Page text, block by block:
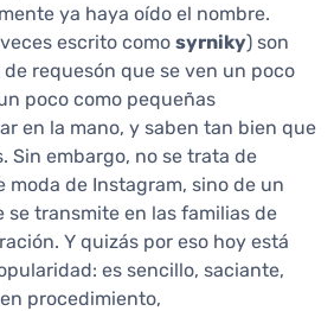
ya haya oído el nombre.
escrito como syrniky) son
requesón que se ven un poco
poco como pequeñas
en la mano, y saben tan bien que
Sin embargo, no se trata de
moda de Instagram, sino de un
transmite en las familias de
Y quizás por eso hoy está
es sencillo, saciante,
procedimiento,